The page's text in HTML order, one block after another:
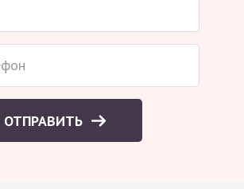
ОТПРАВИТЬ